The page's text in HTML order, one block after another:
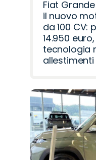
Fiat
il nuovo
da 100 CV:
14.950
tecnologia